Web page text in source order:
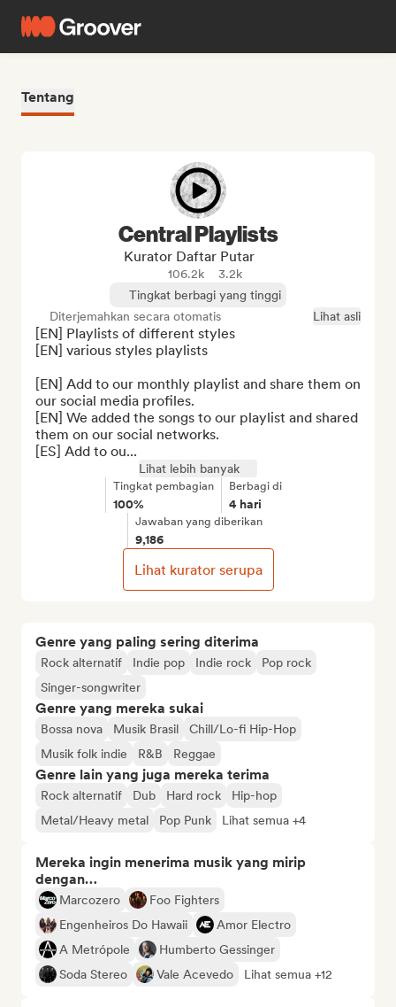
Tentang
Genre yang paling sering diterima
Rock alternatif Indie pop Indie rock
Pop rock
Singer-songwriter
Genre yang mereka sukai
Bossa nova Musik Brasil
Chill/Lo-fi Hip-Hop
Musik folk indie
R&B Reggae
Genre lain yang juga mereka terima
Rock alternatif Dub Hard rock
Hip-hop
Metal/Heavy metal
Pop Punk Lihat semua +4
Mereka ingin menerima musik yang mirip
dengan…
Marcozero
Foo Fighters
Engenheiros Do Hawaii
Amor Electro
A Metrópole
Humberto Gessinger
Soda Stereo
Vale Acevedo Lihat semua +12
Central Playlists
Kurator Daftar Putar
106.2k
3.2k
Tingkat berbagi yang tinggi
Diterjemahkan secara otomatis
Lihat asli
[EN] Playlists of different styles
[EN] various styles playlists
[EN] Add to our monthly playlist and share them on
our social media profiles.
[EN] We added the songs to our playlist and shared
them on our social networks.
[ES] Add to ou...
Lihat lebih banyak
Tingkat pembagian
100%
Berbagi di
4 hari
Jawaban yang diberikan
9,186
Lihat kurator serupa